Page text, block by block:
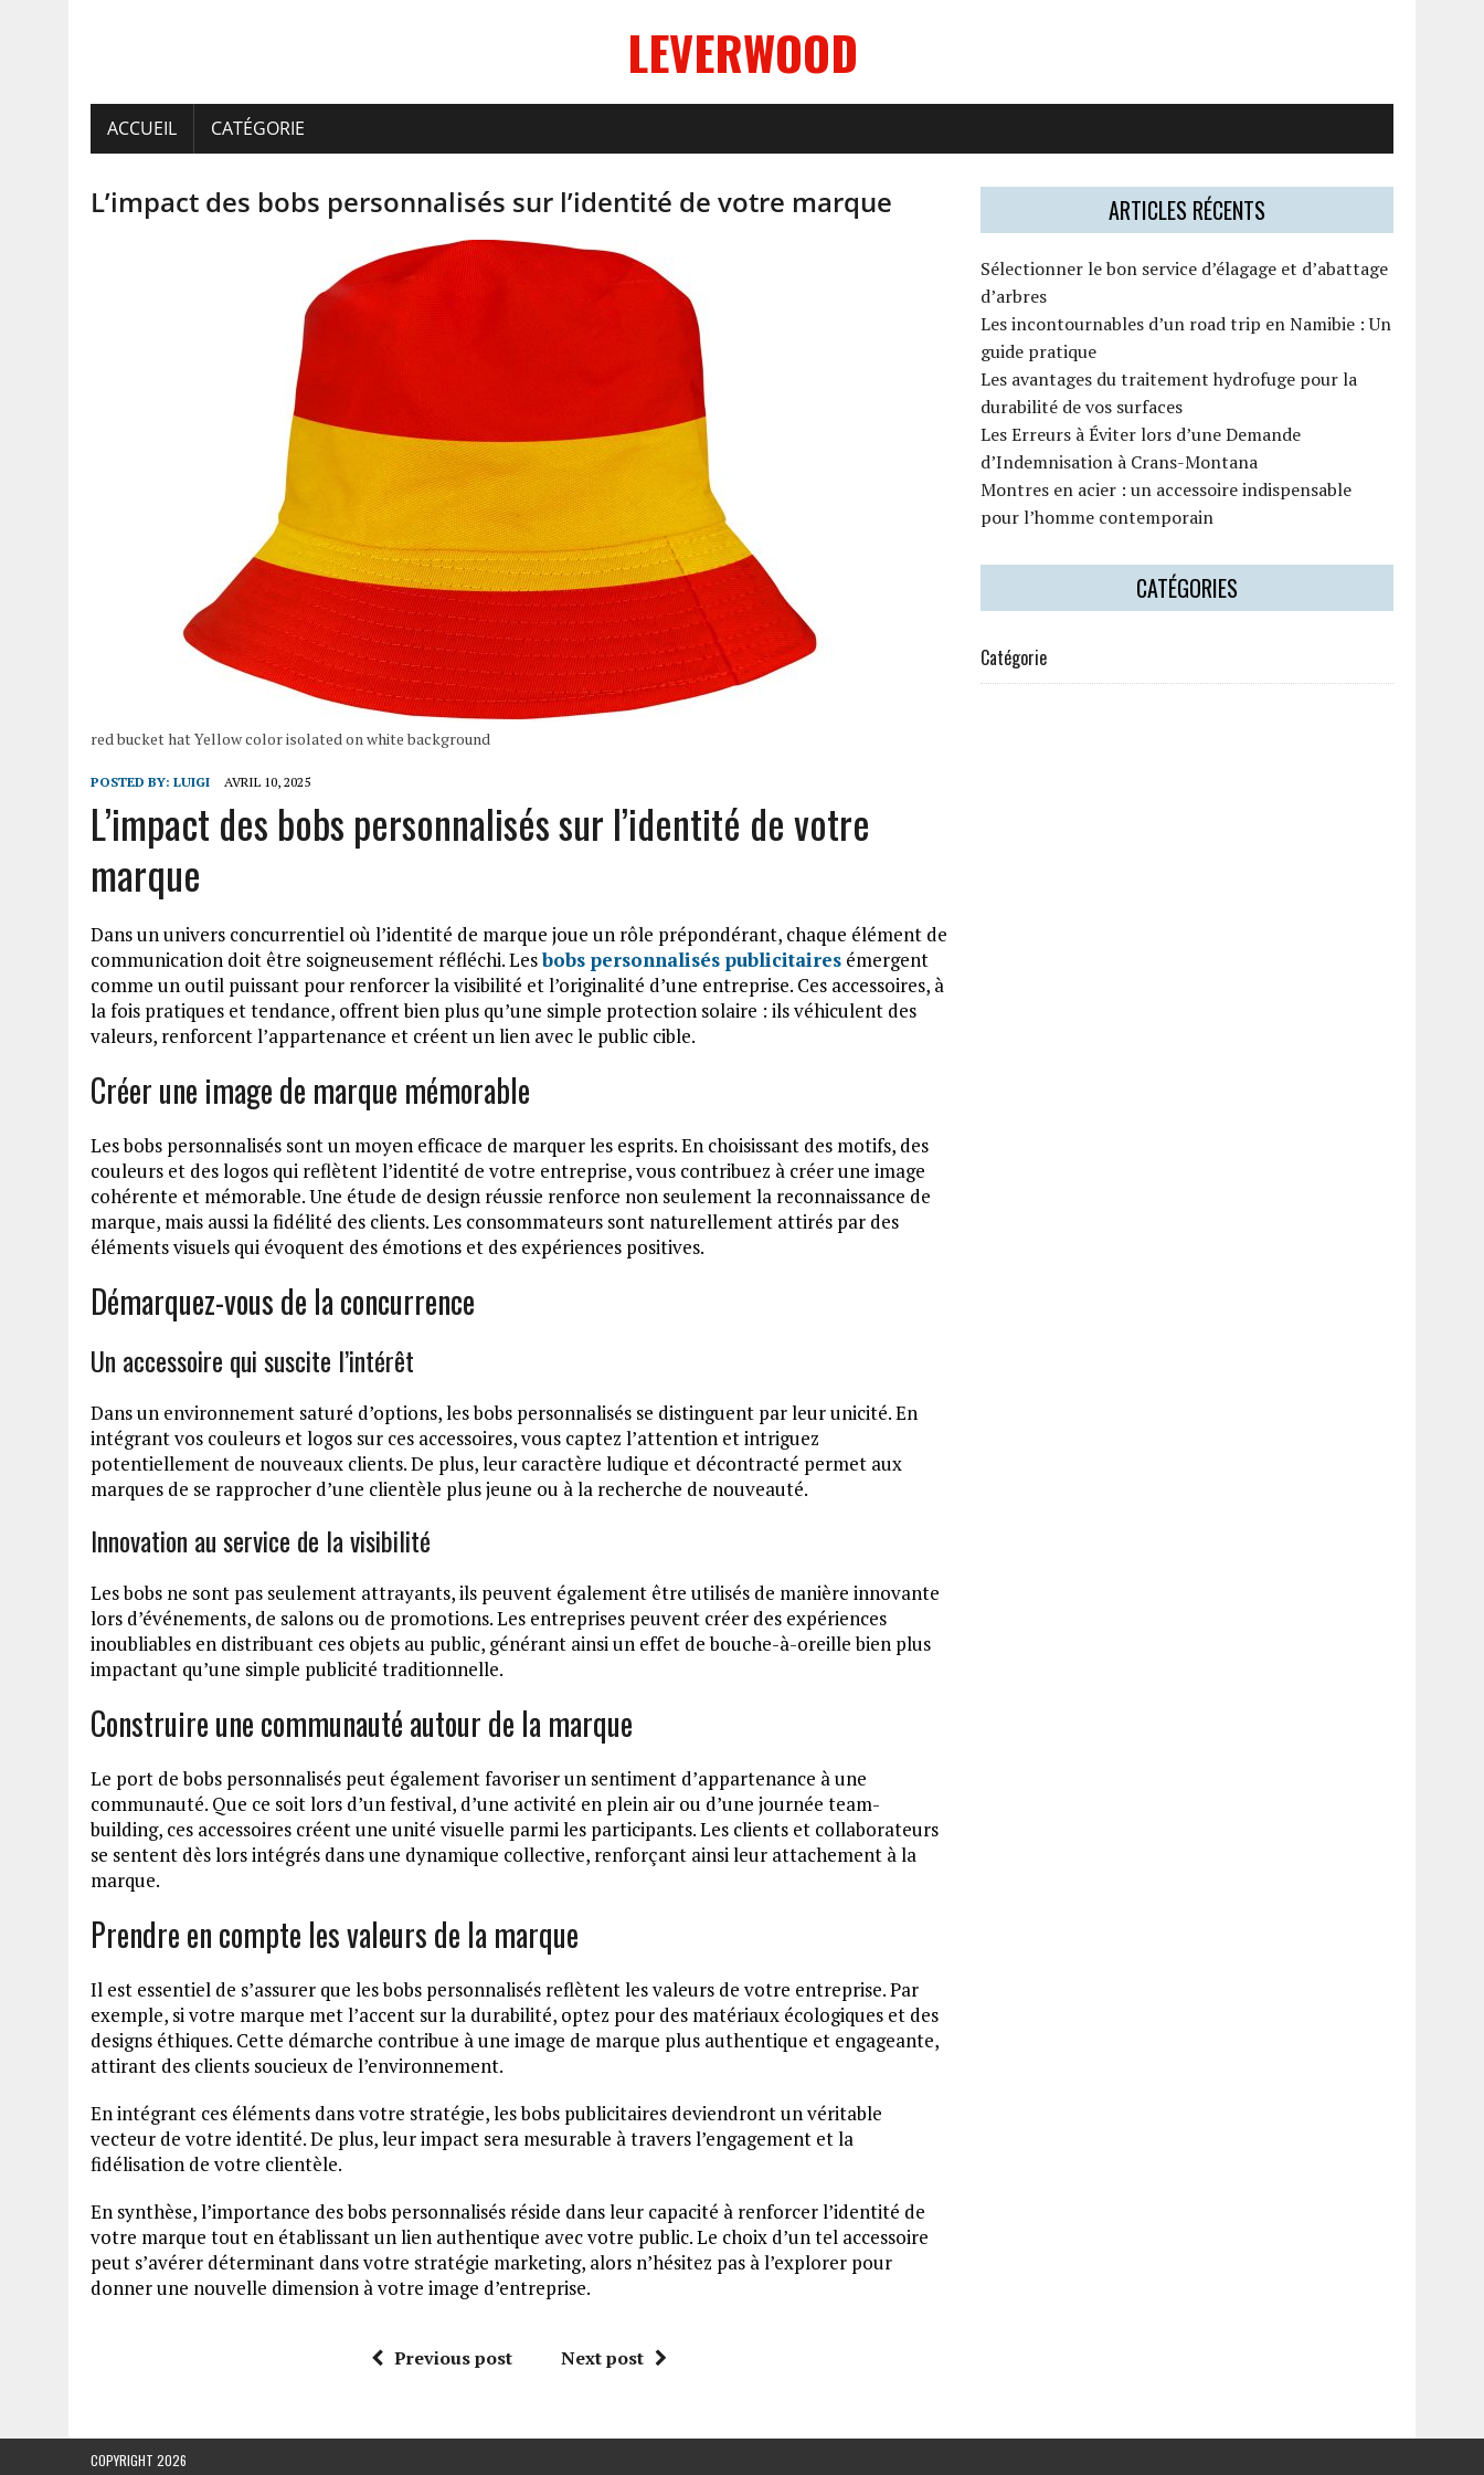
LEVERWOOD
ACCUEIL CATÉGORIE
L’impact des bobs personnalisés sur l’identité de votre marque
red bucket hat Yellow color isolated on white background
POSTED BY: LUIGI AVRIL 10, 2025
L’impact des bobs personnalisés sur l’identité de votre
marque
Dans un univers concurrentiel où l’identité de marque joue un rôle prépondérant, chaque élément de
communication doit être soigneusement réfléchi. Lesbobs personnalisés publicitaires émergent
comme un outil puissant pour renforcer la visibilité et l’originalité d’une entreprise. Ces accessoires, à
la fois pratiques et tendance, offrent bien plus qu’une simple protection solaire : ils véhiculent des
valeurs, renforcent l’appartenance et créent un lien avec le public cible.
Créer une image de marque mémorable
Les bobs personnalisés sont un moyen efficace de marquer les esprits. En choisissant des motifs, des
couleurs et des logos qui reflètent l’identité de votre entreprise, vous contribuez à créer une image
cohérente et mémorable. Une étude de design réussie renforce non seulement la reconnaissance de
marque, mais aussi la fidélité des clients. Les consommateurs sont naturellement attirés par des
éléments visuels qui évoquent des émotions et des expériences positives.
Démarquez-vous de la concurrence
Un accessoire qui suscite l’intérêt
Dans un environnement saturé d’options, les bobs personnalisés se distinguent par leur unicité. En
intégrant vos couleurs et logos sur ces accessoires, vous captez l’attention et intriguez
potentiellement de nouveaux clients. De plus, leur caractère ludique et décontracté permet aux
marques de se rapprocher d’une clientèle plus jeune ou à la recherche de nouveauté.
Innovation au service de la visibilité
Les bobs ne sont pas seulement attrayants, ils peuvent également être utilisés de manière innovante
lors d’événements, de salons ou de promotions. Les entreprises peuvent créer des expériences
inoubliables en distribuant ces objets au public, générant ainsi un effet de bouche-à-oreille bien plus
impactant qu’une simple publicité traditionnelle.
Construire une communauté autour de la marque
Le port de bobs personnalisés peut également favoriser un sentiment d’appartenance à une
communauté. Que ce soit lors d’un festival, d’une activité en plein air ou d’une journée team-
building, ces accessoires créent une unité visuelle parmi les participants. Les clients et collaborateurs
se sentent dès lors intégrés dans une dynamique collective, renforçant ainsi leur attachement à la
marque.
Prendre en compte les valeurs de la marque
Il est essentiel de s’assurer que les bobs personnalisés reflètent les valeurs de votre entreprise. Par
exemple, si votre marque met l’accent sur la durabilité, optez pour des matériaux écologiques et des
designs éthiques. Cette démarche contribue à une image de marque plus authentique et engageante,
attirant des clients soucieux de l’environnement.
En intégrant ces éléments dans votre stratégie, les bobs publicitaires deviendront un véritable
vecteur de votre identité. De plus, leur impact sera mesurable à travers l’engagement et la
fidélisation de votre clientèle.
En synthèse, l’importance des bobs personnalisés réside dans leur capacité à renforcer l’identité de
votre marque tout en établissant un lien authentique avec votre public. Le choix d’un tel accessoire
peut s’avérer déterminant dans votre stratégie marketing, alors n’hésitez pas à l’explorer pour
donner une nouvelle dimension à votre image d’entreprise.
Previous post Next post
ARTICLES RÉCENTS
Sélectionner le bon service d’élagage et d’abattage
d’arbres
Les incontournables d’un road trip en Namibie : Un
guide pratique
Les avantages du traitement hydrofuge pour la
durabilité de vos surfaces
Les Erreurs à Éviter lors d’une Demande
d’Indemnisation à Crans-Montana
Montres en acier : un accessoire indispensable
pour l’homme contemporain
CATÉGORIES
Catégorie
COPYRIGHT 2026